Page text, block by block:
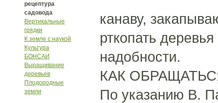
рецептура
садовода
Вертикальные
грядки
К земле с наукой
Культура
БОНСАИ
Выращивание
деревьев
Плодородные
земли
канаву,
рткопать
надобности.
КАК
По указанию В.